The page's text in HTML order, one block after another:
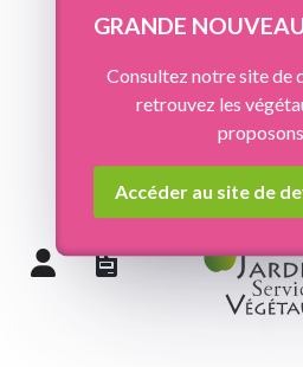
GRANDE
Consultez notre site de
retrouvez les
Accéder au site de
Panneau de gestion des cookies